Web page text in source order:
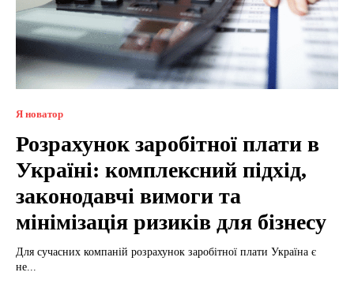
Я новатор
Розрахунок заробітної плати в
Україні: комплексний підхід,
законодавчі вимоги та
мінімізація ризиків для бізнесу
Для сучасних компаній розрахунок заробітної плати Україна є
не...